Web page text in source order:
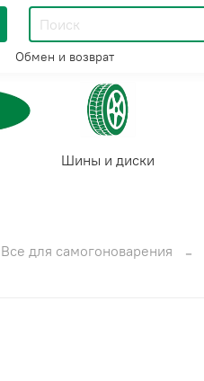
Обмен и возврат
Шины и диски
Все для самогоноварения